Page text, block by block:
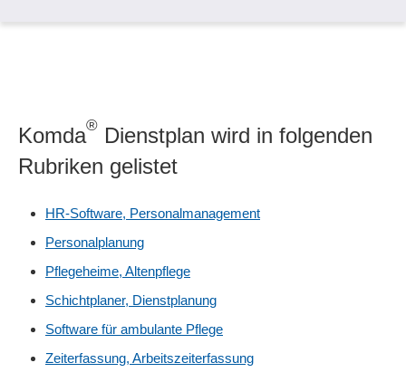
Komda® Dienstplan wird in folgenden
Rubriken gelistet
HR-Software, Personalmanagement
Personalplanung
Pflegeheime, Altenpflege
Schichtplaner, Dienstplanung
Software für ambulante Pflege
Zeiterfassung, Arbeitszeiterfassung